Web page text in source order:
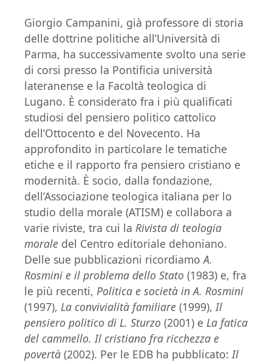
Giorgio Campanini, già professore di storia
delle dottrine politiche all’Università di
Parma, ha successivamente svolto una serie
di corsi presso la Pontificia università
lateranense e la Facoltà teologica di
Lugano. È considerato fra i più qualificati
studiosi del pensiero politico cattolico
dell’Ottocento e del Novecento. Ha
approfondito in particolare le tematiche
etiche e il rapporto fra pensiero cristiano e
modernità. È socio, dalla fondazione,
dell’Associazione teologica italiana per lo
studio della morale (ATISM) e collabora a
varie riviste, tra cui la Rivista di teologia
morale del Centro editoriale dehoniano.
Delle sue pubblicazioni ricordiamoA.
Rosmini e il problema dello Stato (1983) e, fra
le più recenti, Politica e società in A. Rosmini
(1997), La convivialità familiare (1999),Il
pensiero politico di L. Sturzo (2001) e La fatica
del cammello. Il cristiano fra ricchezza e
povertà (2002). Per le EDB ha pubblicato:Il